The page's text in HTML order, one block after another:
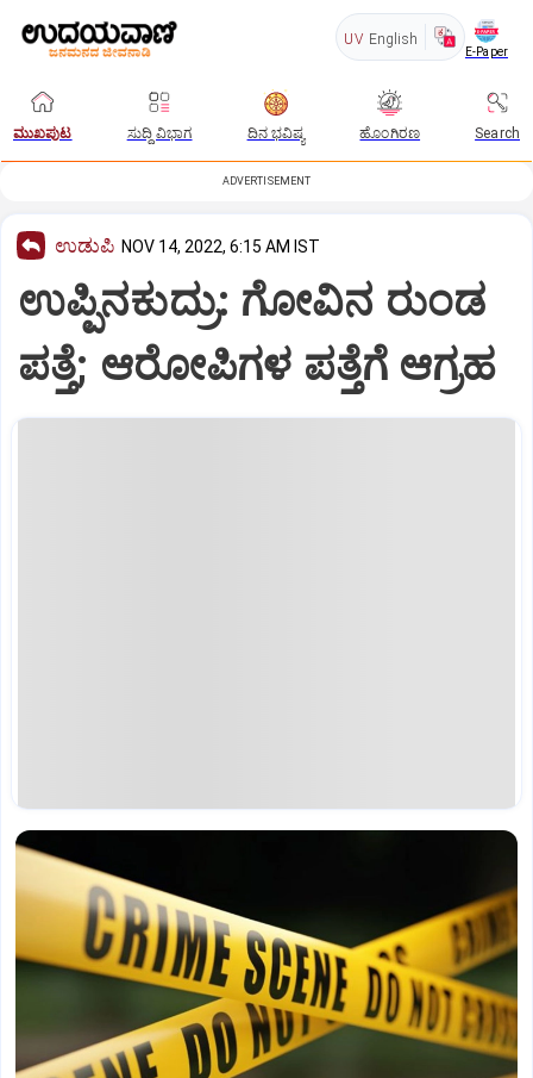
UV English
E-Paper
ಮುಖಪುಟ ಸುದ್ದಿ ವಿಭಾಗ ದಿನ ಭವಿಷ್ಯ ಹೊಂಗಿರಣ Search
ADVERTISEMENT
ಉಡುಪಿ NOV 14, 2022, 6:15 AM IST
ಉಪ್ಪಿನಕುದ್ರು: ಗೋವಿನ ರುಂಡ
ಪತ್ತೆ; ಆರೋಪಿಗಳ ಪತ್ತೆಗೆ ಆಗ್ರಹ